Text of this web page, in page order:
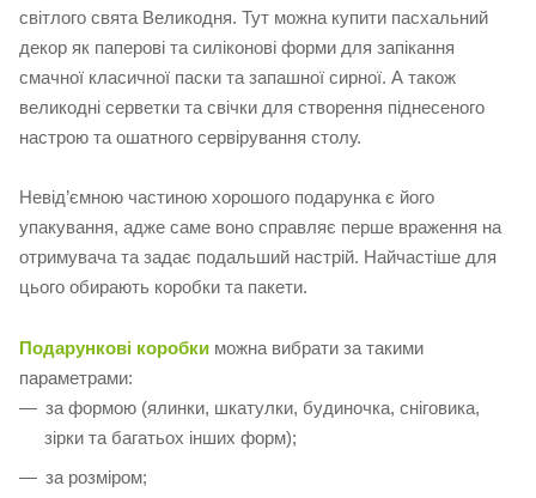
світлого свята Великодня. Тут можна купити пасхальний
декор як паперові та силіконові форми для запікання
смачної класичної паски та запашної сирної. А також
великодні серветки та свічки для створення піднесеного
настрою та ошатного сервірування столу.
Невід’ємною частиною хорошого подарунка є його
упакування, адже саме воно справляє перше враження на
отримувача та задає подальший настрій. Найчастіше для
цього обирають коробки та пакети.
Подарункові коробки можна вибрати за такими
параметрами:
за формою (ялинки, шкатулки, будиночка, сніговика,
зірки та багатьох інших форм);
за розміром;